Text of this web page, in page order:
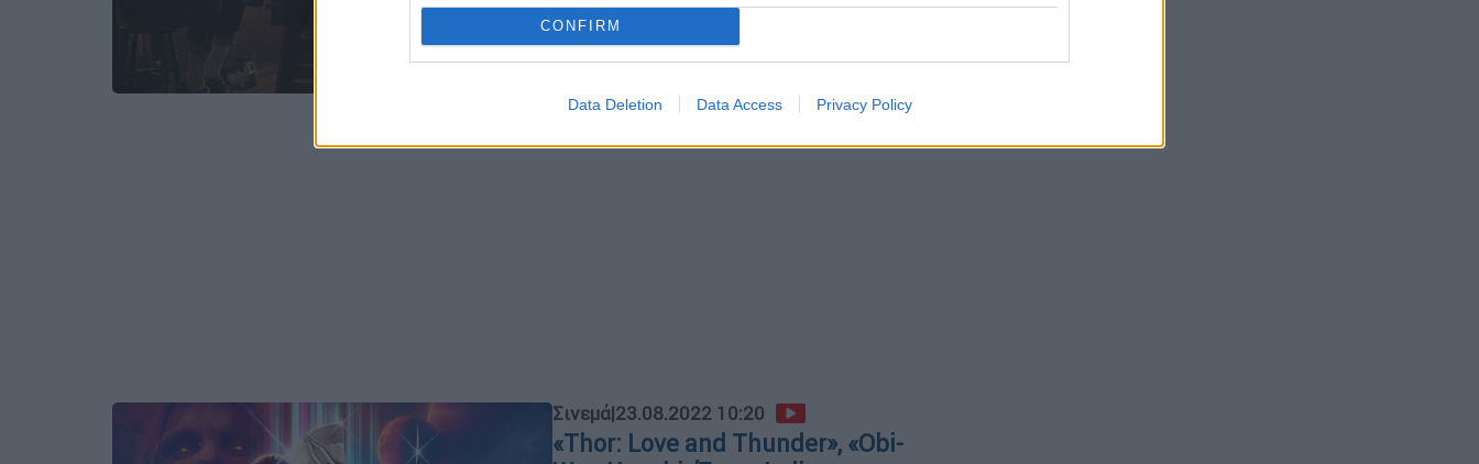
CONFIRM
Data Deletion Data Access Privacy Policy
που όχι μόνο αφορούν το ίδιο θέμα,
αλλά συχνά κυκλοφορούν περίπου την
ίδια εποχή;
Σινεμά|23.08.2022 10:20
«Thor: Love and Thunder», «Obi-